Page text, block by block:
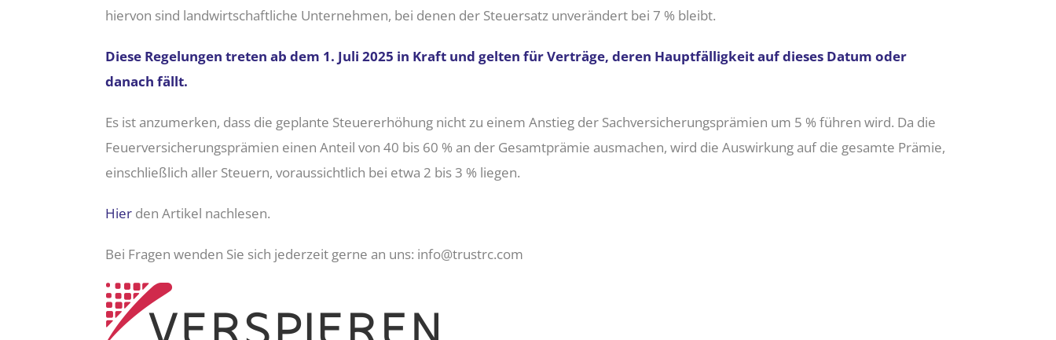
hiervon sind landwirtschaftliche Unternehmen, bei denen der Steuersatz unverändert bei 7 % bleibt.
Diese Regelungen treten ab dem 1. Juli 2025 in Kraft und gelten für Verträge, deren Hauptfälligkeit auf dieses Datum oder
danach fällt.
Es ist anzumerken, dass die geplante Steuererhöhung nicht zu einem Anstieg der Sachversicherungsprämien um 5 % führen wird. Da die
Feuerversicherungsprämien einen Anteil von 40 bis 60 % an der Gesamtprämie ausmachen, wird die Auswirkung auf die gesamte Prämie,
einschließlich aller Steuern, voraussichtlich bei etwa 2 bis 3 % liegen.
Hierden Artikel nachlesen.
Bei Fragen wenden Sie sich jederzeit gerne an uns: info@trustrc.com